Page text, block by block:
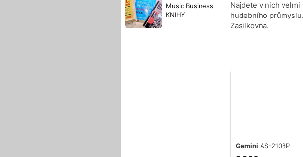
Music Business
KNIHY
Najdete v nich
hudebního
Zasilkovna.
Gemini AS-2108P